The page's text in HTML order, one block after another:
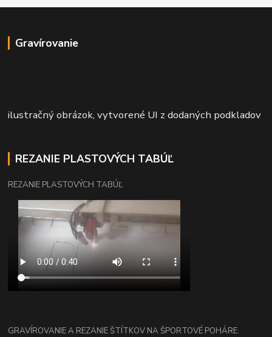
Gravírovanie
ilustračný obrázok, vytvorené UI z dodaných podkladov
REZANIE PLASTOVÝCH TABÚĽ
REZANIE PLASTOVÝCH TABÚĽ
GRAVÍROVANIE A REZANIE ŠTÍTKOV NA ŠPORTOVÉ POHÁRE.